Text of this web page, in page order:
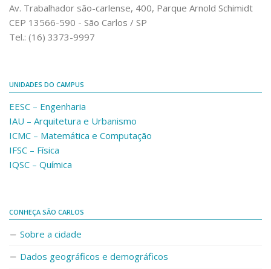
Fale Conosco
Telefones e E-mails
Urgências
Av. Trabalhador são-carlense, 400, Parque Arnold Schimidt
CEP 13566-590 - São Carlos / SP
Tel.: (16) 3373-9997
UNIDADES DO CAMPUS
EESC – Engenharia
IAU – Arquitetura e Urbanismo
ICMC – Matemática e Computação
IFSC – Física
IQSC – Química
CONHEÇA SÃO CARLOS
Sobre a cidade
Dados geográficos e demográficos